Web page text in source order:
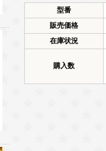
型番
販売価格
在庫状況
購入数